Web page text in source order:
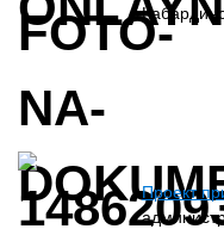
Проект